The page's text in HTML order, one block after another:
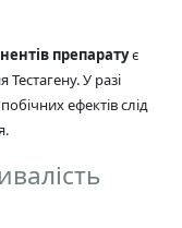
препаратує
У разі
ефектів слід